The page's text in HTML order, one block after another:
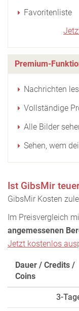
Favoritenliste
Premium-
Nachrichten
Vollständige
Alle Bilder
Sehen, wem
Ist GibsMir
GibsMir Kosten
Im Preisvergleich
angemessenen
Jetzt kostenlos
Dauer / Credits /
Coins
3-